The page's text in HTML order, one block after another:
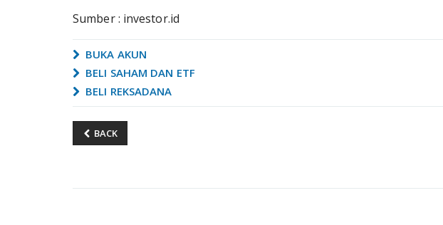
Sumber : investor.id
BUKA AKUN
BELI SAHAM DAN ETF
BELI REKSADANA
BACK